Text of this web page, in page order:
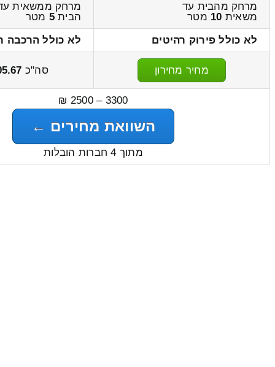
מרחק מהבית עד
משאית 10 מטר
מרחק ממשאית
הבית5 מטר
לא כולל פירוק רהיטים
לא כולל הרכבה
מחיר מחירון סה"כ
3300 – 2500 ₪
השוואת מחירים ←
מתוך 4 חברות הובלות